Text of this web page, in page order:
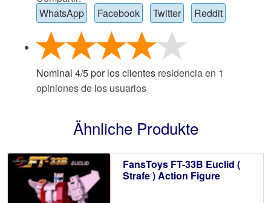
WhatsApp
Facebook Twitter Reddit
Nominal 4/5por los clientes residencia en 1
opiniones de los usuarios
Ähnliche Produkte
FansToys FT-33B Euclid (
Strafe ) Action Figure